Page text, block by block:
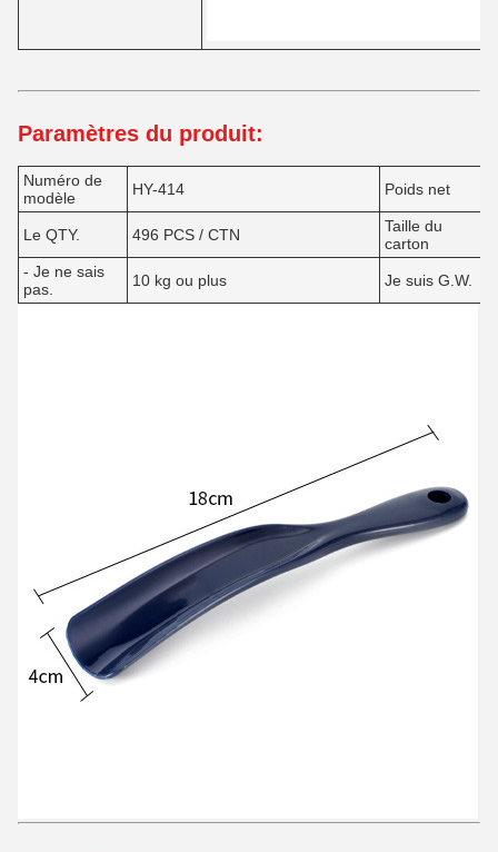
Paramètres du produit:
Numéro de
modèle
HY-414 Poids net
Le QTY. 496 PCS / CTN
Taille du
carton
- Je ne sais
pas.
10 kg ou plus Je suis G.W.